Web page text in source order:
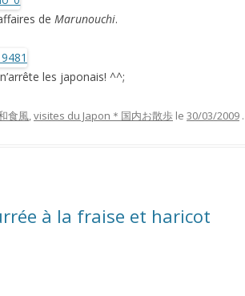
deMarunouchi.
les japonais! ^^;
食風,visites du Japon＊国内お散歩 le 30/03/2009 .
à la fraise et haricot